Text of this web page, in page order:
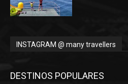
INSTAGRAM @ many travellers
DESTINOS POPULARES